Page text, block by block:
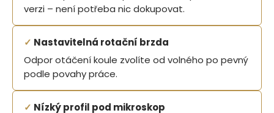
verzi – není potřeba nic dokupovat.
✓ Nastavitelná rotační brzda
Odpor otáčení koule zvolíte od volného po pevný
podle povahy práce.
✓ Nízký profil pod mikroskop